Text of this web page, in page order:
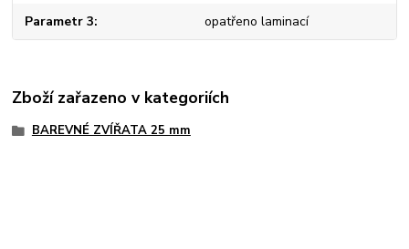
Parametr 3 opatřeno laminací
Zboží zařazeno v kategoriích
BAREVNÉ ZVÍŘATA 25 mm